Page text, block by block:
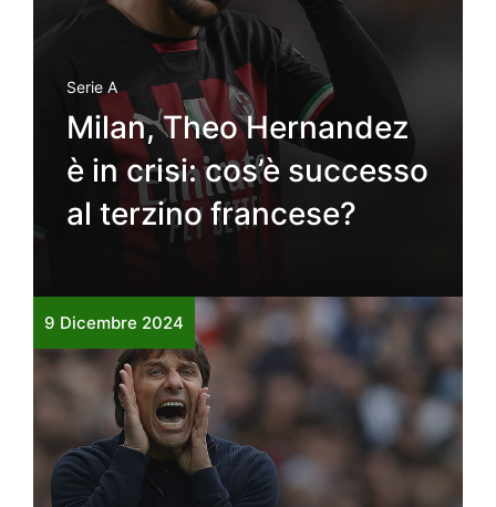
Serie A
Milan, Theo Hernandez
è in crisi: cos’è successo
al terzino francese?
9 Dicembre 2024